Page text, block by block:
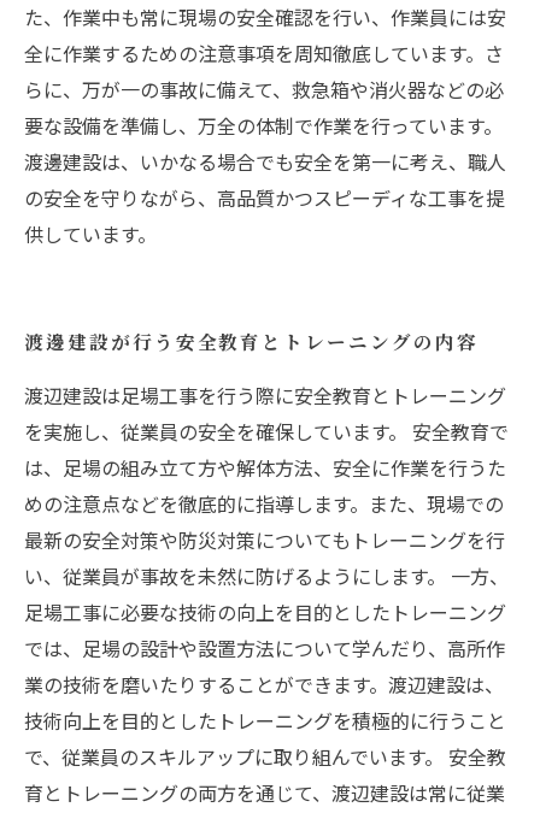
た、作業中も常に現場の安全確認を行い、作業員には安
全に作業するための注意事項を周知徹底しています。さ
らに、万が一の事故に備えて、救急箱や消火器などの必
要な設備を準備し、万全の体制で作業を行っています。
渡邊建設は、いかなる場合でも安全を第一に考え、職人
の安全を守りながら、高品質かつスピーディな工事を提
供しています。
渡邊建設が行う安全教育とトレーニングの内容
渡辺建設は足場工事を行う際に安全教育とトレーニング
を実施し、従業員の安全を確保しています。 安全教育で
は、足場の組み立て方や解体方法、安全に作業を行うた
めの注意点などを徹底的に指導します。また、現場での
最新の安全対策や防災対策についてもトレーニングを行
い、従業員が事故を未然に防げるようにします。 一方、
足場工事に必要な技術の向上を目的としたトレーニング
では、足場の設計や設置方法について学んだり、高所作
業の技術を磨いたりすることができます。渡辺建設は、
技術向上を目的としたトレーニングを積極的に行うこと
で、従業員のスキルアップに取り組んでいます。 安全教
育とトレーニングの両方を通じて、渡辺建設は常に従業